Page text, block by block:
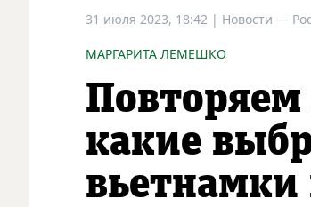
31 июля 2023, 18:42 | Новости —
МАРГАРИТА ЛЕМЕШКО
какие
вьетнамки